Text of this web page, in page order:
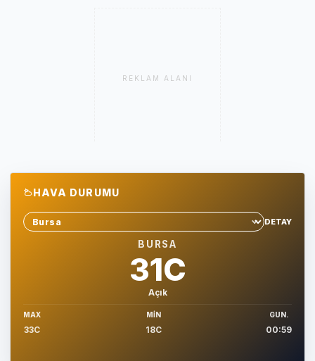
REKLAM ALANI
HAVA DURUMU
Sehir sec
DETAY
BURSA
31C
Açık
MAX
33C
MIN
18C
GUN.
00:59